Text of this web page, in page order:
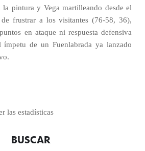
la pintura y Vega martilleando desde el
frustrar a los visitantes (76-58, 36),
en ataque ni respuesta defensiva
de un Fuenlabrada ya lanzado
las estadísticas
BUSCAR